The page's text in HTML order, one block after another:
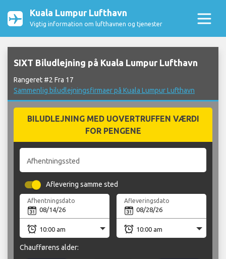
Kuala Lumpur Lufthavn
Vigtig information om lufthavnen og tjenester
SIXT Biludlejning på Kuala Lumpur Lufthavn
Rangeret #2 Fra 17
Sammenlig biludlejningsfirmaer på Kuala Lumpur Lufthavn
BILUDLEJNING MED UOVERTRUFFEN VÆRDI
FOR PENGENE
Afhentningssted
Aflevering samme sted
Afhentningsdato Afleveringsdato
Chaufførens alder: